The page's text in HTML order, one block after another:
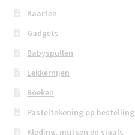
Kaarten
Gadgets
Babyspullen
Lekkernijen
Boeken
Pasteltekening op bestelling
Kleding, mutsen en sjaals